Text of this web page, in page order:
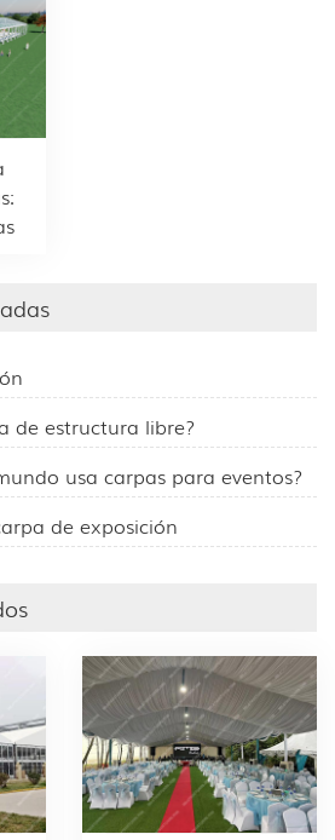
de estructura libre?
usa carpas para eventos?
de exposición